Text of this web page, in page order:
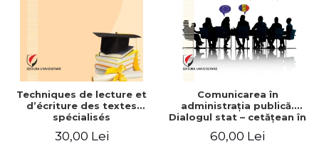
Techniques de lecture et
d’écriture des textes
spécialisés
30,00 Lei
Comunicarea în
administraţia publică.
Dialogul stat – cetăţean în
european / Communication
60,00 Lei